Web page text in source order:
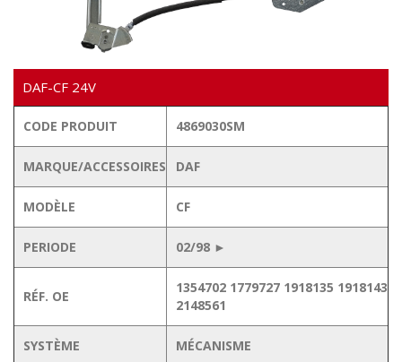
DAF-CF 24V
CODE PRODUIT 4869030SM
MARQUE/ACCESSOIRES DAF
MODÈLE CF
PERIODE 02/98 ►
RÉF. OE
1354702 1779727 1918135 1918143
2148561
SYSTÈME MÉCANISME